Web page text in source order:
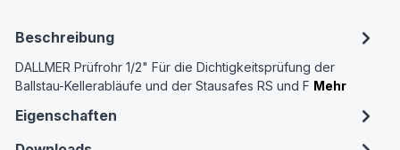
Beschreibung
DALLMER Prüfrohr 1/2" Für die Dichtigkeitsprüfung der
Ballstau-Kellerabläufe und der Stausafes RS und F Mehr
Eigenschaften